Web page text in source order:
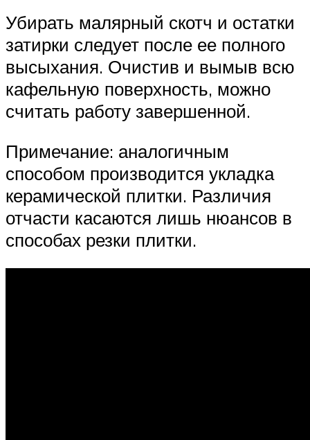
Убирать малярный скотч и остатки
затирки следует после ее полного
высыхания. Очистив и вымыв всю
кафельную поверхность, можно
считать работу завершенной.
Примечание: аналогичным
способом производится укладка
керамической плитки. Различия
отчасти касаются лишь нюансов в
способах резки плитки.